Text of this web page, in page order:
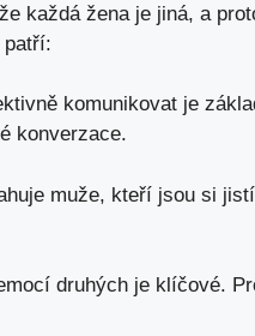
každá ⁢žena je jiná,​ a
patří:
komunikovat je
konverzace.
muže,‌ kteří jsou si
druhých ⁢je klíčové.